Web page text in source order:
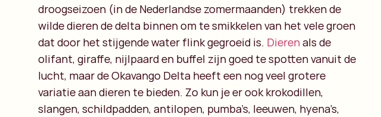
droogseizoen (in de Nederlandse zomermaanden) trekken de
wilde dieren de delta binnen om te smikkelen van het vele groen
dat door het stijgende water flink gegroeid is. Dieren als de
olifant, giraffe, nijlpaard en buffel zijn goed te spotten vanuit de
lucht, maar de Okavango Delta heeft een nog veel grotere
variatie aan dieren te bieden. Zo kun je er ook krokodillen,
slangen, schildpadden, antilopen, pumba’s, leeuwen, hyena’s,